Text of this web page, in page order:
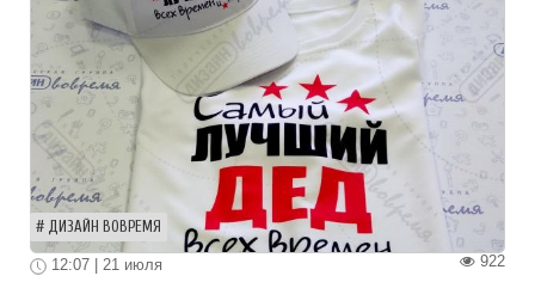
ДИЗАЙН ВОВРЕМЯ
922
12:07 | 21 июля